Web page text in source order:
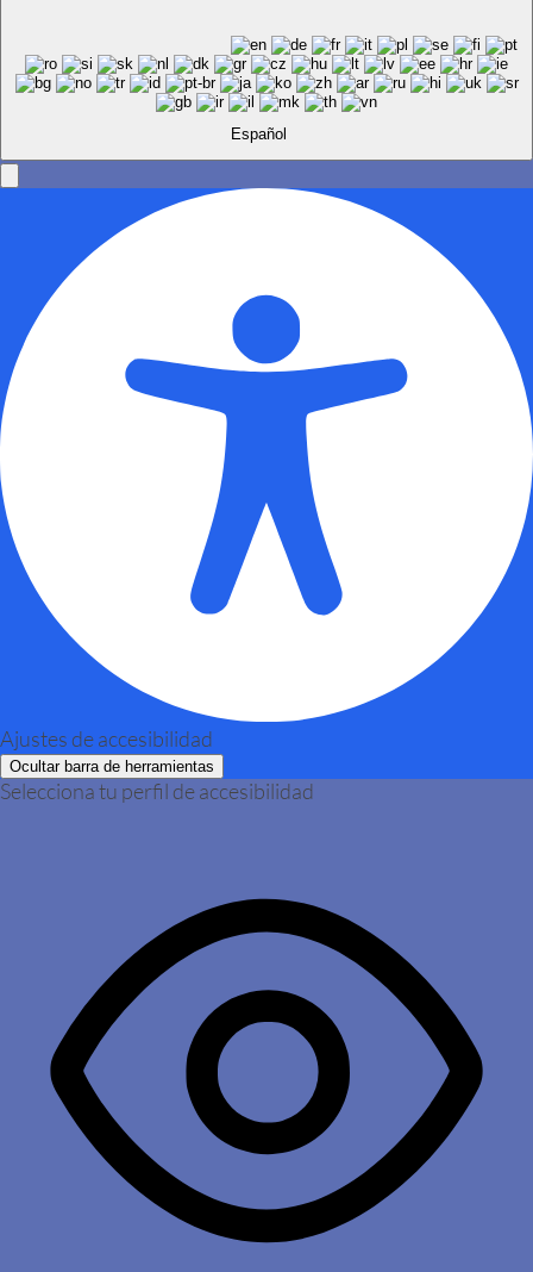
Español
Ajustes de accesibilidad
Ocultar barra de herramientas
Selecciona tu perfil de accesibilidad